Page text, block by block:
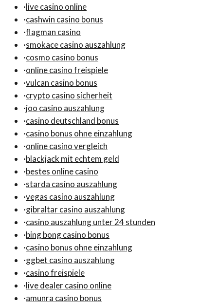
·live casino online
·cashwin casino bonus
·flagman casino
·smokace casino auszahlung
·cosmo casino bonus
·online casino freispiele
·vulcan casino bonus
·crypto casino sicherheit
·joo casino auszahlung
·casino deutschland bonus
·casino bonus ohne einzahlung
·online casino vergleich
·blackjack mit echtem geld
·bestes online casino
·starda casino auszahlung
·vegas casino auszahlung
·gibraltar casino auszahlung
·casino auszahlung unter 24 stunden
·bing bong casino bonus
·casino bonus ohne einzahlung
·ggbet casino auszahlung
·casino freispiele
·live dealer casino online
·amunra casino bonus